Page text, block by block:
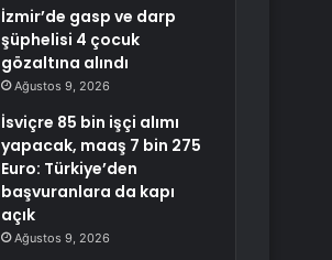
İzmir’de gasp ve darp
şüphelisi 4 çocuk
gözaltına alındı
Ağustos 9, 2026
İsviçre 85 bin işçi alımı
yapacak, maaş 7 bin 275
Euro: Türkiye’den
başvuranlara da kapı
açık
Ağustos 9, 2026